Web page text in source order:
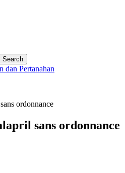
dan Pertanahan
ordonnance
sans ordonnance